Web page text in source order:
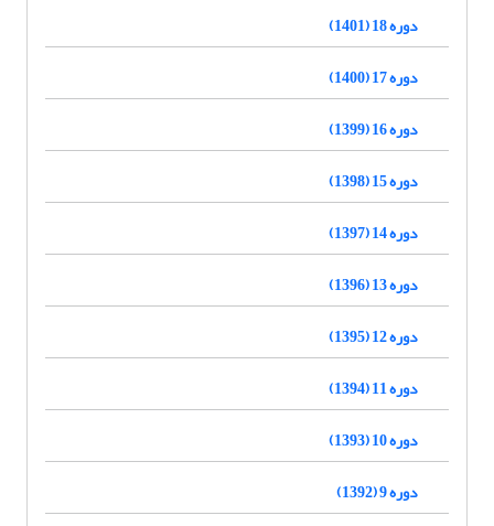
دوره 18 (1401)
دوره 17 (1400)
دوره 16 (1399)
دوره 15 (1398)
دوره 14 (1397)
دوره 13 (1396)
دوره 12 (1395)
دوره 11 (1394)
دوره 10 (1393)
دوره 9 (1392)